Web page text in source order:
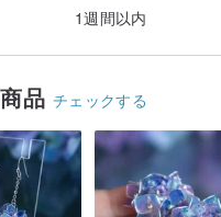
1週間以内
品 チェックする